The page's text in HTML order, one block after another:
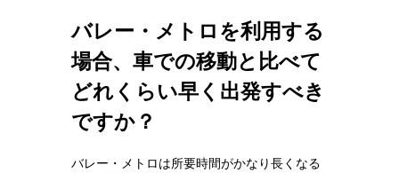
バレー・メトロを利用する
場合、車での移動と比べて
どれくらい早く出発すべき
ですか？
バレー・メトロは所要時間がかなり長くなる